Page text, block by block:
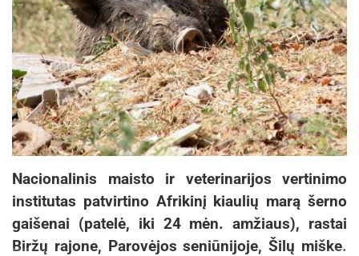
Nacionalinis maisto ir veterinarijos vertinimo
institutas patvirtino Afrikinį kiaulių marą šerno
gaišenai (patelė, iki 24 mėn. amžiaus), rastai
Biržų rajone, Parovėjos seniūnijoje, Šilų miške.